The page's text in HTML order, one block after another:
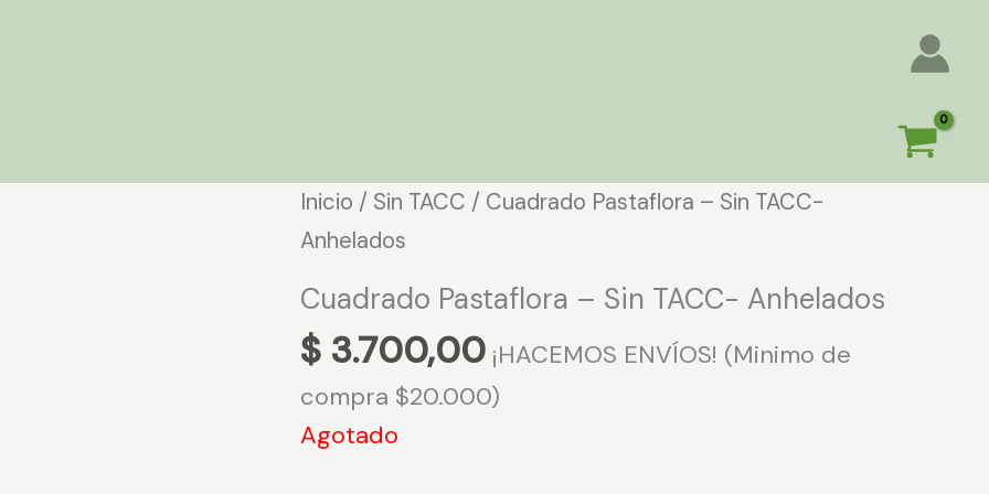
Inicio / Sin TACC / Cuadrado Pastaflora – Sin TACC-
Anhelados
Cuadrado Pastaflora – Sin TACC- Anhelados
$ 3.700,00 ¡HACEMOS ENVÍOS! (Minimo de
compra $20.000)
Agotado